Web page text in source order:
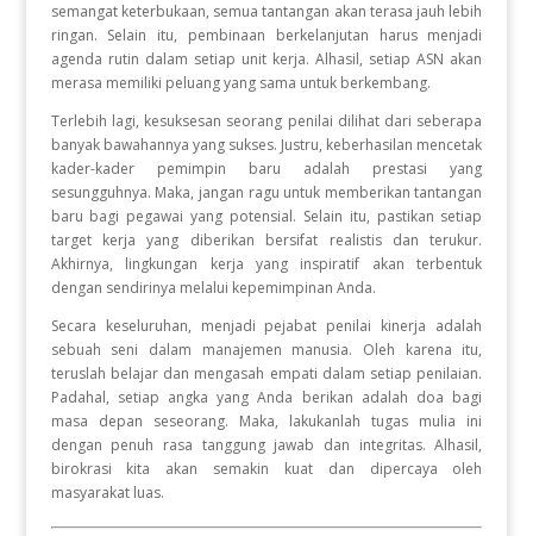
semangat keterbukaan, semua tantangan akan terasa jauh lebih
ringan. Selain itu, pembinaan berkelanjutan harus menjadi
agenda rutin dalam setiap unit kerja.Alhasil, setiap ASN akan
merasa memiliki peluang yang sama untuk berkembang.
Terlebih lagi, kesuksesan seorang penilai dilihat dari seberapa
banyak bawahannya yang sukses. Justru, keberhasilan mencetak
kader-kader pemimpin baru adalah prestasi yang
sesungguhnya. Maka, jangan ragu untuk memberikan tantangan
baru bagi pegawai yang potensial. Selain itu, pastikan setiap
target kerja yang diberikan bersifat realistis dan terukur.
Akhirnya, lingkungan kerja yang inspiratif akan terbentuk
dengan sendirinya melalui kepemimpinan Anda.
Secara keseluruhan, menjadi pejabat penilai kinerja adalah
sebuah seni dalam manajemen manusia. Oleh karena itu,
teruslah belajar dan mengasah empati dalam setiap penilaian.
Padahal, setiap angka yang Anda berikan adalah doa bagi
masa depan seseorang. Maka, lakukanlah tugas mulia ini
dengan penuh rasa tanggung jawab dan integritas.Alhasil,
birokrasi kita akan semakin kuat dan dipercaya oleh
masyarakat luas.